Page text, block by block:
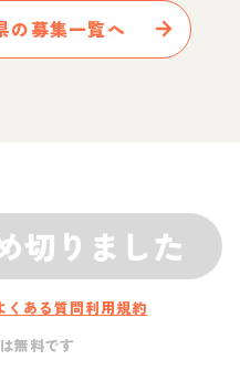
の募集一覧へ
切りました
くある質問利用規約
無料です